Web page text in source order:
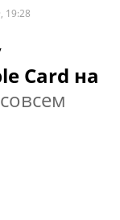
19:28
Card на